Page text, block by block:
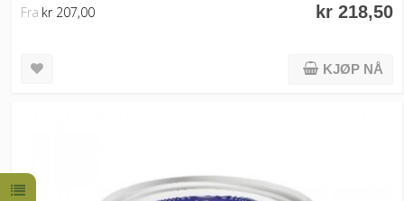
kr 218,50
Fra kr 207,00
KJØP NÅ